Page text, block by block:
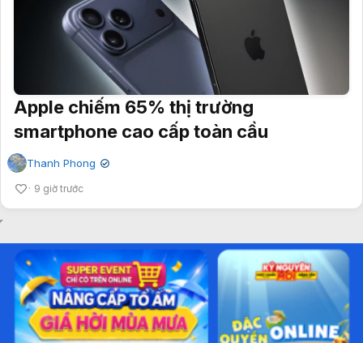
Apple chiếm 65% thị trường
smartphone cao cấp toàn cầu
Thanh Phong ✔
9 giờ trước